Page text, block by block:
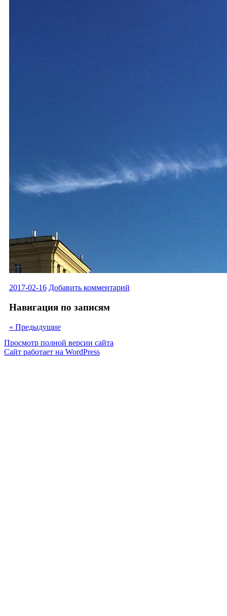
2017-02-16 Добавить комментарий
Навигация по записям
« Предыдущие
Просмотр полной версии сайта
Сайт работает на WordPress